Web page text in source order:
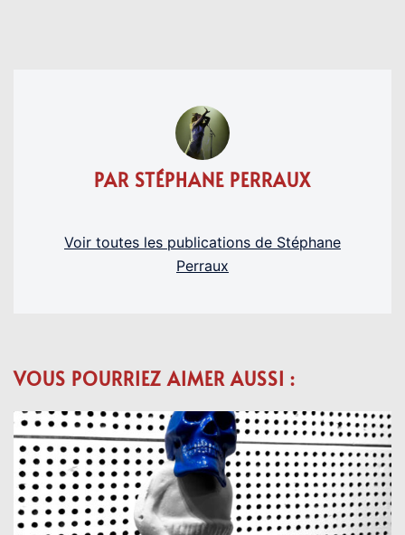
PAR STÉPHANE PERRAUX
Voir toutes les publications de Stéphane
Perraux
VOUS POURRIEZ AIMER AUSSI :